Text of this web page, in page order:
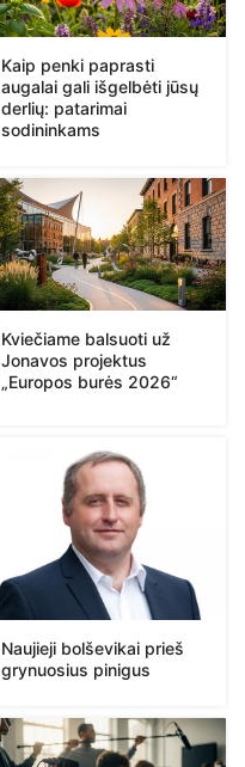
Kaip penki paprasti
augalai gali išgelbėti jūsų
derlių: patarimai
sodininkams
Kviečiame balsuoti už
Jonavos projektus
„Europos burės 2026“
Naujieji bolševikai prieš
grynuosius pinigus